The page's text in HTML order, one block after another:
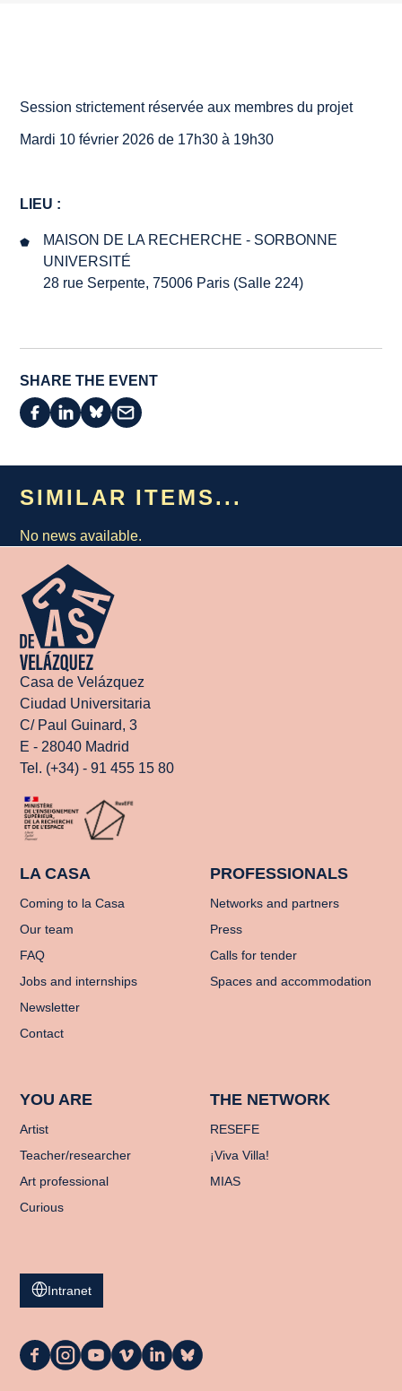
Session strictement réservée aux membres du projet
Mardi 10 février 2026 de 17h30 à 19h30
LIEU :
MAISON DE LA RECHERCHE - SORBONNE
UNIVERSITÉ
28 rue Serpente, 75006 Paris (Salle 224)
SHARE THE EVENT
SIMILAR ITEMS...
No news available.
Casa de Velázquez
Ciudad Universitaria
C/ Paul Guinard, 3
E - 28040 Madrid
Tel. (+34) - 91 455 15 80
LA CASA
Coming to la Casa
Our team
FAQ
Jobs and internships
Newsletter
Contact
PROFESSIONALS
Networks and partners
Press
Calls for tender
Spaces and accommodation
YOU ARE
Artist
Teacher/researcher
Art professional
Curious
THE NETWORK
RESEFE
¡Viva Villa!
MIAS
Intranet
La
La
La
La
La
La